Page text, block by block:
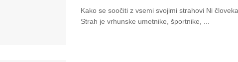
Kako se soočiti z vsemi svojimi strahovi Ni
Strah je vrhunske umetnike, športnike, ...